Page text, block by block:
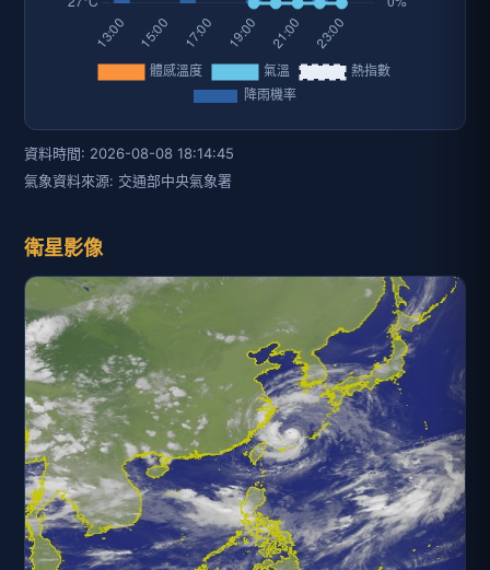
資料時間: 2026-08-08 18:14:45
氣象資料來源: 交通部中央氣象署
衛星影像